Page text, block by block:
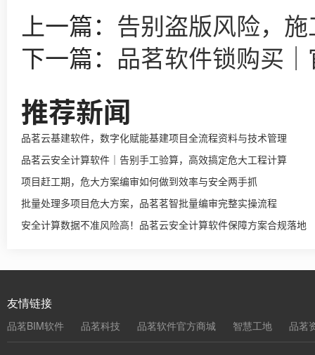
上一篇： 告别盗版风险，
下一篇： 品茗软件锁购买
推荐新闻
品茗云基建软件，数字化赋能基建项目全流程资料与技术管理
品茗云安全计算软件｜告别手工验算，高效搞定危大工程计算
项目赶工期，危大方案编审如何做到效率与安全两手抓
批量处理多项目危大方案，品茗茗智批量编审完整实操流程
安全计算数据不准风险高！品茗云安全计算软件保障方案合规落地
友情链接
品茗BIM软件 品茗科技 品茗软件官方商城 智慧工地 品茗